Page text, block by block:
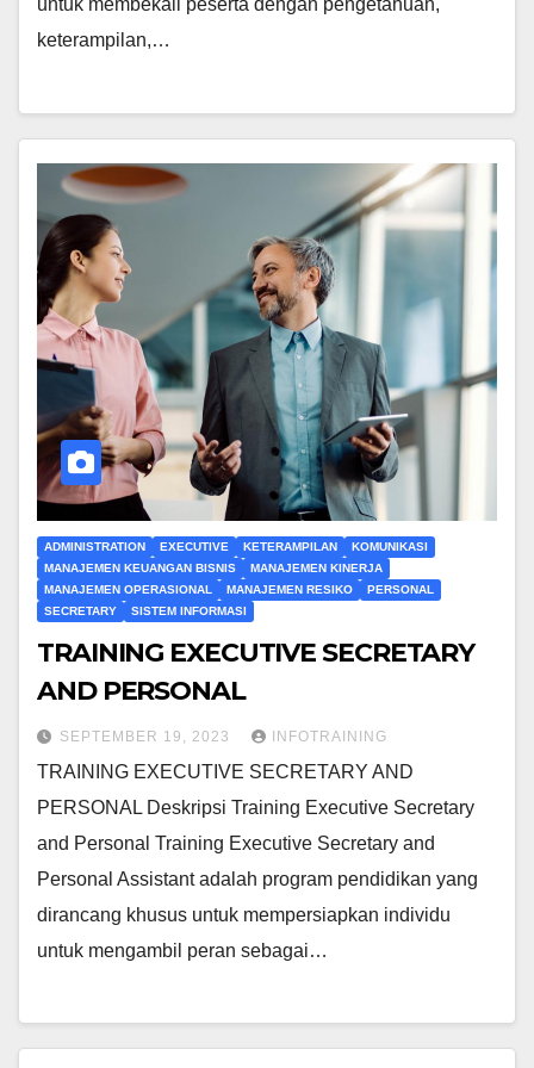
untuk membekali peserta dengan pengetahuan,
keterampilan,…
ADMINISTRATION EXECUTIVE KETERAMPILAN
KOMUNIKASI
MANAJEMEN KEUANGAN BISNIS
MANAJEMEN KINERJA
MANAJEMEN OPERASIONAL
MANAJEMEN RESIKO
PERSONAL
SECRETARY
SISTEM INFORMASI
TRAINING EXECUTIVE SECRETARY
AND PERSONAL
SEPTEMBER 19, 2023 INFOTRAINING
TRAINING EXECUTIVE SECRETARY AND
PERSONAL Deskripsi Training Executive Secretary
and Personal Training Executive Secretary and
Personal Assistant adalah program pendidikan yang
dirancang khusus untuk mempersiapkan individu
untuk mengambil peran sebagai…